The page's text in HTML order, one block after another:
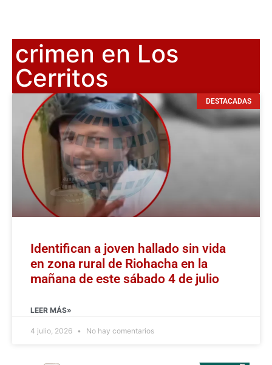
crimen en Los
Cerritos
DESTACADAS
Identifican a joven hallado sin vida
en zona rural de Riohacha en la
mañana de este sábado 4 de julio
LEER MÁS»
4 julio, 2026 No hay comentarios